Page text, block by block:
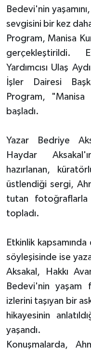
Bedevi'nin
sevgisini bir kez
Program, Manisa
gerçekleştirildi.
Yardımcısı Ulaş
İşler Dairesi
Program, "Manisa
başladı.
Yazar Bedriye
Haydar
hazırlanan,
üstlendiği sergi,
tutan fotoğraflarla
topladı.
Etkinlik
söyleşisinde ise
Aksakal, Hakkı
Bedevi'nin yaşam
izlerini taşıyan bir
hikayesinin
yaşandı.
Konuşmalarda,